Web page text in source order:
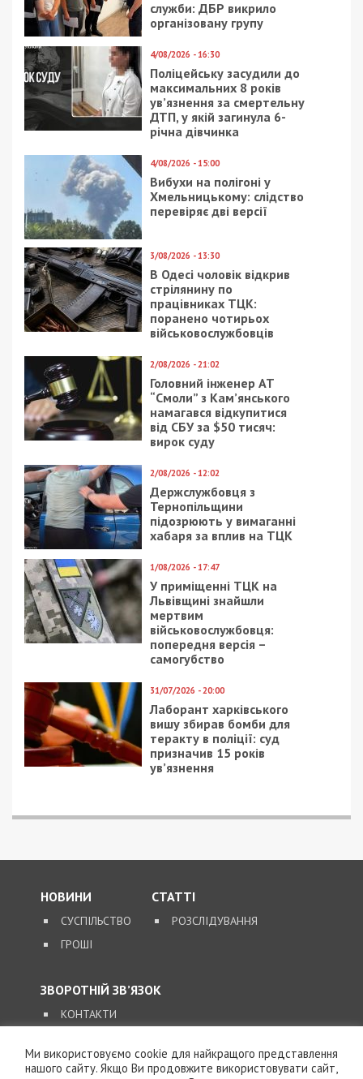
отримувати найсвіжіші новини під ними.
Приєднуйтесь також до 49000 в Google News. Слідкуйте
за останніми новинами!
Приєднатися
Читайте також
Предыдущая статья:
Перейти дорогу или остаться в живых:
днепряне просят вернуть безопасный
переход
Следующая статья:
В днепровской больнице Мечникова
после 5 дней борьбы за жизнь умер воин
ВСУ
СУСПІЛЬСТВО
24/01/2021 - 14:00
Что пережил за свою
историю
железнодорожный
21/06/2018 - 17:45
В Днепре маршрутчик
превратил автобус в
сувенирный киоск:
фото
25/10/2017 - 16:33 5/05/2020 - 13:23
Ми використовуємо cookie для найкращого представлення
нашого сайту. Якщо Ви продовжите використовувати сайт,